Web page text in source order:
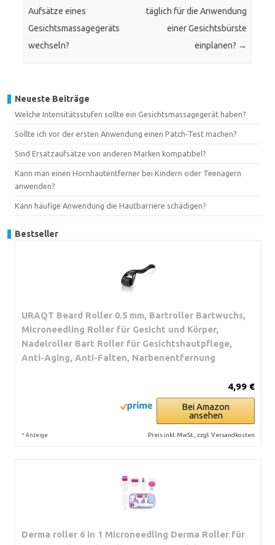
Aufsätze eines
Gesichtsmassagegeräts
wechseln?
täglich für die Anwendung
einer Gesichtsbürste
einplanen? →
Neueste Beiträge
Welche Intensitätsstufen sollte ein Gesichtsmassagegerät haben?
Sollte ich vor der ersten Anwendung einen Patch‑Test machen?
Sind Ersatzaufsätze von anderen Marken kompatibel?
Kann man einen Hornhautentferner bei Kindern oder Teenagern
anwenden?
Kann häufige Anwendung die Hautbarriere schädigen?
Bestseller
URAQT Beard Roller 0.5 mm, Bartroller Bartwuchs,
Microneedling Roller für Gesicht und Körper,
Nadelroller Bart Roller für Gesichtshautpflege,
Anti-Aging, Anti-Falten, Narbenentfernung
4,99 €
Bei Amazon
ansehen
* Anzeige Preis inkl. MwSt., zzgl. Versandkosten
Derma roller 6 in 1 Microneedling Derma Roller für